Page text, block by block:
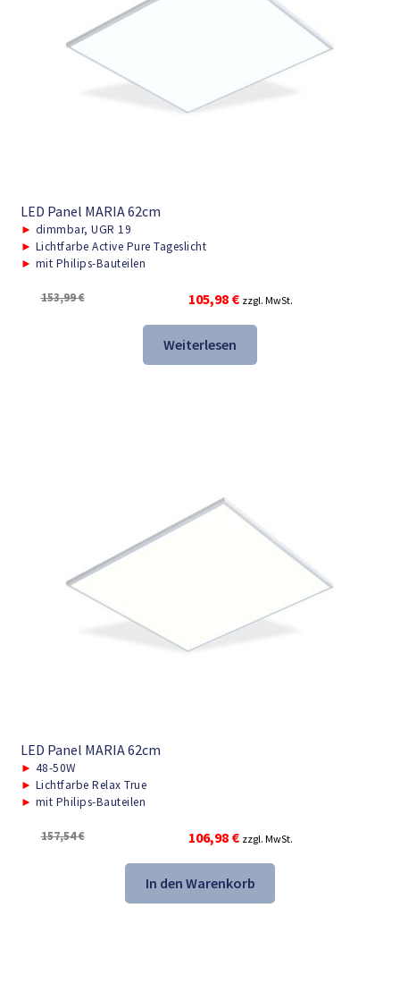
LED Panel MARIA 62cm
► dimmbar, UGR 19
► Lichtfarbe Active Pure Tageslicht
► mit Philips-Bauteilen
153,99€
Ursprünglicher
Preis
war:
153,99 €
105,98 €Aktueller
Preis
105,98 €.
zzgl. MwSt.
Weiterlesen
LED Panel MARIA 62cm
► 48-50W
► Lichtfarbe Relax True
► mit Philips-Bauteilen
157,54€
Ursprünglicher
Preis
war:
157,54 €
106,98 €Aktueller
Preis
ist:
106,98 €.
zzgl. MwSt.
In den Warenkorb